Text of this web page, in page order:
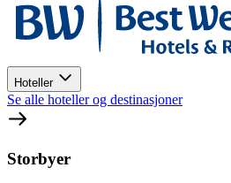
Hoteller
Se alle hoteller og destinasjoner
Storbyer